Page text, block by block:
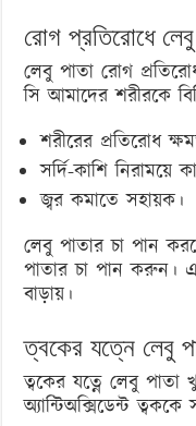
রোগ প্রতিরোধে
লেবু পাতা রোগ
সি আমাদের শরীরকে
শরীরের প্রতিরোধ
সর্দি-কাশি নিরাময়ে
জ্বর কমাতে সহায়ক।
লেবু পাতার চা পান
পাতার চা পান করুন।
বাড়ায়।
ত্বকের যত্নে লেবু
ত্বকের যত্নে লেবু
অ্যান্টিঅক্সিডেন্ট